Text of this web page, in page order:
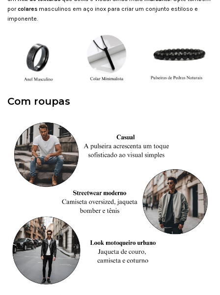
porcolares masculinos em aço inox para criar um conjunto estiloso e
imponente.
Com roupas